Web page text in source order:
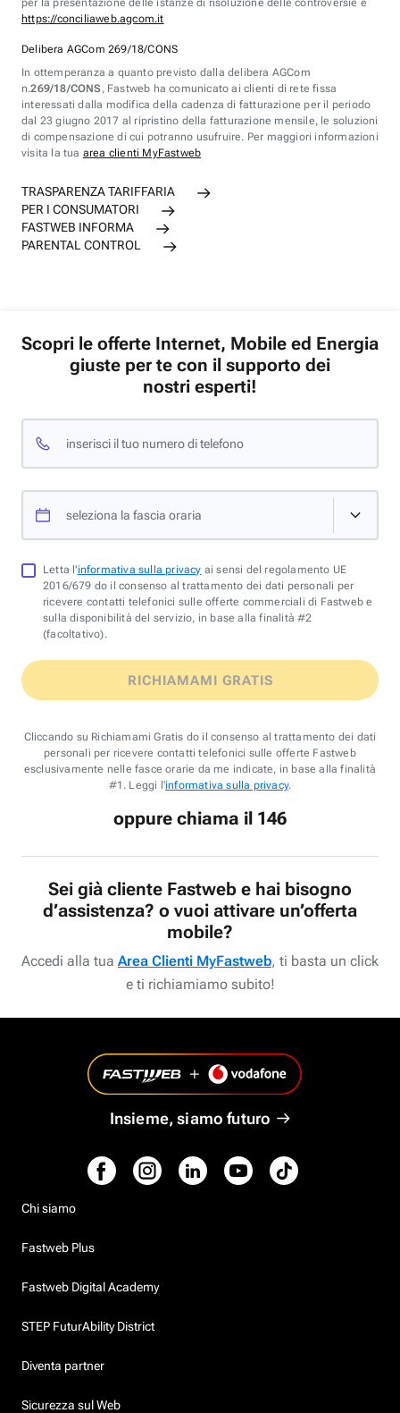
per la presentazione delle istanze di risoluzione delle controversie è
https://conciliaweb.agcom.it
Delibera AGCom 269/18/CONS
In ottemperanza a quanto previsto dalla delibera AGCom
n.269/18/CONS , Fastweb ha comunicato ai clienti di rete fissa
interessati dalla modifica della cadenza di fatturazione per il periodo
dal 23 giugno 2017 al ripristino della fatturazione mensile, le soluzioni
di compensazione di cui potranno usufruire. Per maggiori informazioni
visita la tua area clienti MyFastweb
TRASPARENZA TARIFFARIA
PER I CONSUMATORI
FASTWEB INFORMA
PARENTAL CONTROL
Scopri le offerte Internet, Mobile ed Energia
giuste per te con il supporto dei
nostri esperti!
inserisci il tuo numero di telefono
seleziona la fascia oraria
Letta l'informativa sulla privacy ai sensi del regolamento UE
2016/679 do il consenso al trattamento dei dati personali per
ricevere contatti telefonici sulle offerte commerciali di Fastweb e
sulla disponibilità del servizio, in base alla finalità #2
(facoltativo).
RICHIAMAMI GRATIS
Cliccando su Richiamami Gratis do il consenso al trattamento dei dati
personali per ricevere contatti telefonici sulle offerte Fastweb
esclusivamente nelle fasce orarie da me indicate, in base alla finalità
#1. Leggi l'informativa sulla privacy.
oppure chiama il 146
Sei già cliente Fastweb e hai bisogno
d’assistenza? o vuoi attivare un’offerta
mobile?
Accedi alla tua Area Clienti MyFastweb, ti basta un click
e ti richiamiamo subito!
Insieme, siamo futuro
Chi siamo
Fastweb Plus
Fastweb Digital Academy
STEP FuturAbility District
Diventa partner
Sicurezza sul Web